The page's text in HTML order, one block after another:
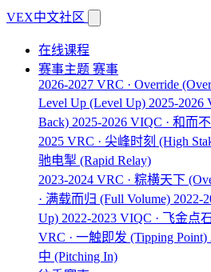
VEX中文社区
在线课程
赛事主题 赛事
2026-2027 VRC · Override
Level Up (Level Up) 2025-2026
Back) 2025-2026 VIQC · 和而
2025 VRC · 尖峰时刻 (High
驰电掣 (Rapid Relay)
2023-2024 VRC · 粽横天下
· 满载而归 (Full Volume) 2022-
Up) 2022-2023 VIQC · 飞金点
VRC · 一触即发 (Tipping Point)
中 (Pitching In)